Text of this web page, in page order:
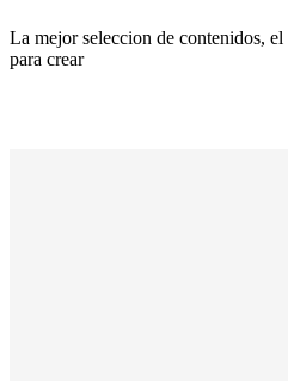
La mejor seleccion de contenidos,
para crear